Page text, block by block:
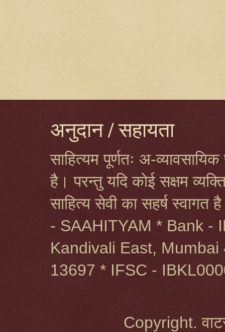
अनुदान / सहायता
साहित्यम पूर्णतः अ-
है। परन्तु यदि कोई सक्षम
साहित्य सेवी का सहर्ष
- SAAHITYAM * Bank -
Kandivali East,
13697 * IFSC -
Copyright.